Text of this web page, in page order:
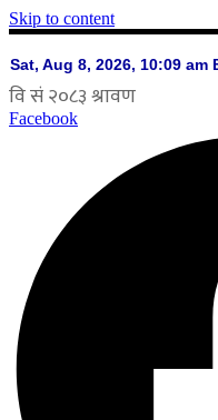
Skip to content
Facebook